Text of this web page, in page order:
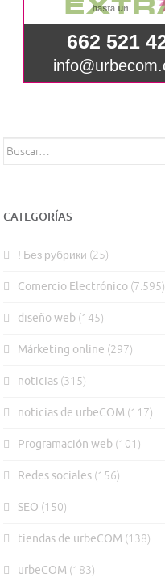
Buscar:
CATEGORÍAS
! Без рубрики (25)
Comercio Electrónico (7.595)
diseño web (145)
Márketing online (297)
noticias (315)
noticias de urbeCOM (117)
Programación web (101)
Redes sociales (156)
SEO (150)
tiendas de urbeCOM (138)
urbeCOM (183)